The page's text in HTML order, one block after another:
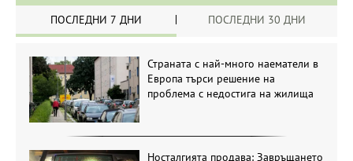
ПОСЛЕДНИ 7 ДНИ ПОСЛЕДНИ 30 ДНИ
Страната с най-много наематели в
Европа търси решение на
проблема с недостига на жилища
Носталгията продава: Завръщането